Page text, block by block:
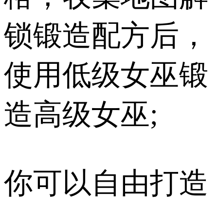
锁锻造配方后，
使用低级女巫锻
造高级女巫;
你可以自由打造